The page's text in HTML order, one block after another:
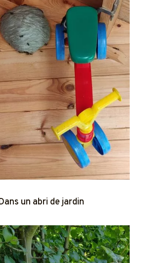
un abri de jardin